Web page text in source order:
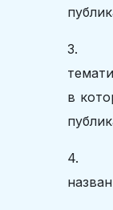
3.
в
4.